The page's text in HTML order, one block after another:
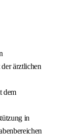
ärztlichen
dem
in